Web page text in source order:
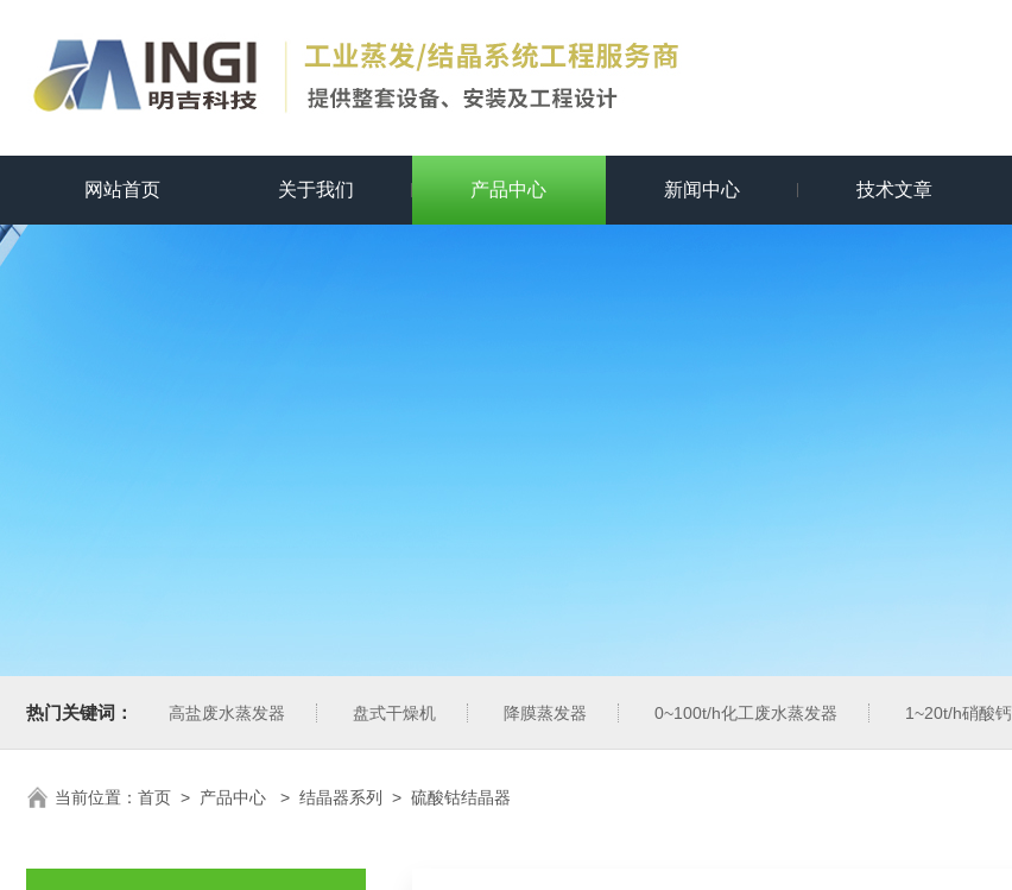
网站首页 关于我们 产品中心 新闻中心 技术文章
热门关键词： 高盐废水蒸发器 盘式干燥机 降膜蒸发器 0~100t/h化工废水蒸发器 1~20t/h硝酸钙蒸发器
当前位置： 首页 > 产品中心 > 结晶器系列 > 硫酸钴结晶器